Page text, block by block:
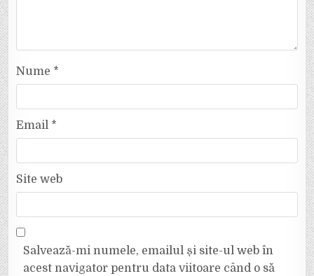
Nume *
Email *
Site web
Salvează-mi numele, emailul și site-ul web în
acest navigator pentru data viitoare când o să